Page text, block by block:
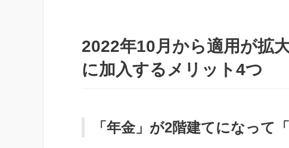
2022年10月から適用が拡
に加入するメリット4つ
「年金」が2階建てになって